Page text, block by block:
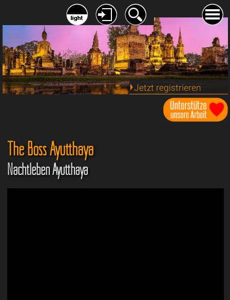
Jetzt registrieren
The Boss Ayutthaya
Nachtleben Ayutthaya